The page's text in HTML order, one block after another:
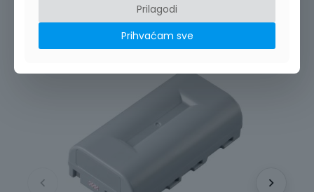
Prilagodi
Prihvaćam sve